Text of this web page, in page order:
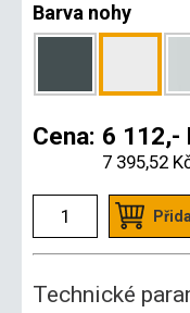
Barva nohy
Cena: 6 112,-
7 395,52
Technické